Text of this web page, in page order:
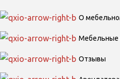
О
Мебельные
Отзывы